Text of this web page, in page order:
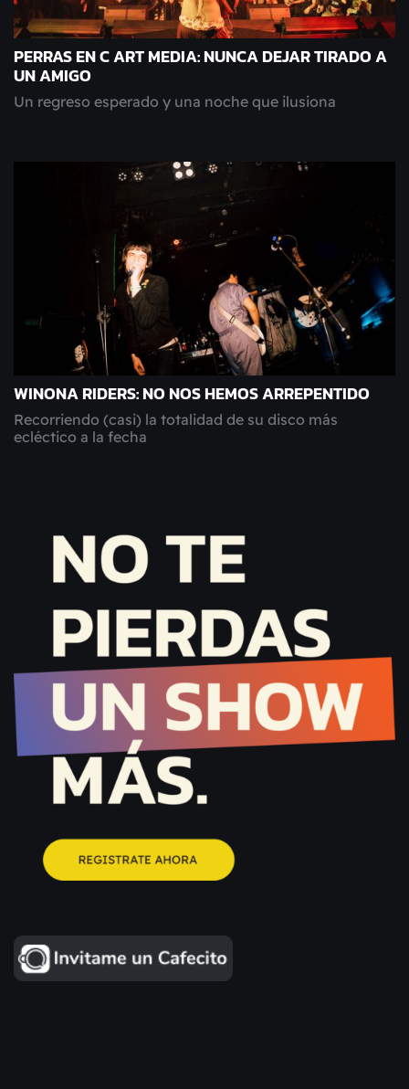
PERRAS EN C ART MEDIA: NUNCA DEJAR TIRADO A
UN AMIGO
Un regreso esperado y una noche que ilusiona
WINONA RIDERS: NO NOS HEMOS ARREPENTIDO
Recorriendo (casi) la totalidad de su disco más
ecléctico a la fecha